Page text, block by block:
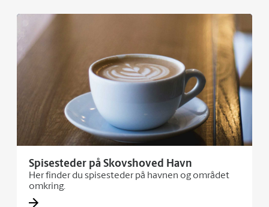
Spisesteder på Skovshoved Havn
Her finder du spisesteder på havnen og området
omkring.